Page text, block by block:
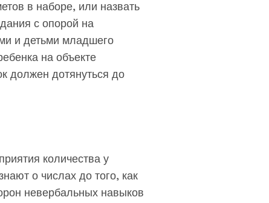
в наборе, или назвать
с опорой на
и детьми младшего
на объекте
должен дотянуться до
количества у
о числах до того, как
невербальных навыков